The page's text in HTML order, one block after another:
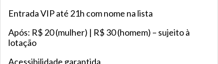
Entrada VIP até 21h com nome na lista
Após: R$ 20 (mulher) | R$ 30 (homem) – sujeito à
lotação
Acessibilidade garantida